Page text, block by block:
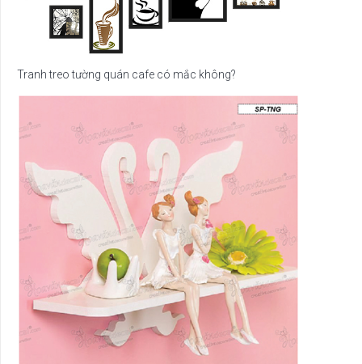
Tranh treo tường quán cafe có mắc không?